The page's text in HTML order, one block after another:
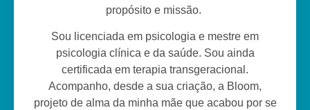
propósito e missão.
Sou licenciada em psicologia e mestre em
psicologia clínica e da saúde. Sou ainda
certificada em terapia transgeracional.
Acompanho, desde a sua criação, a Bloom,
projeto de alma da minha mãe que acabou por se